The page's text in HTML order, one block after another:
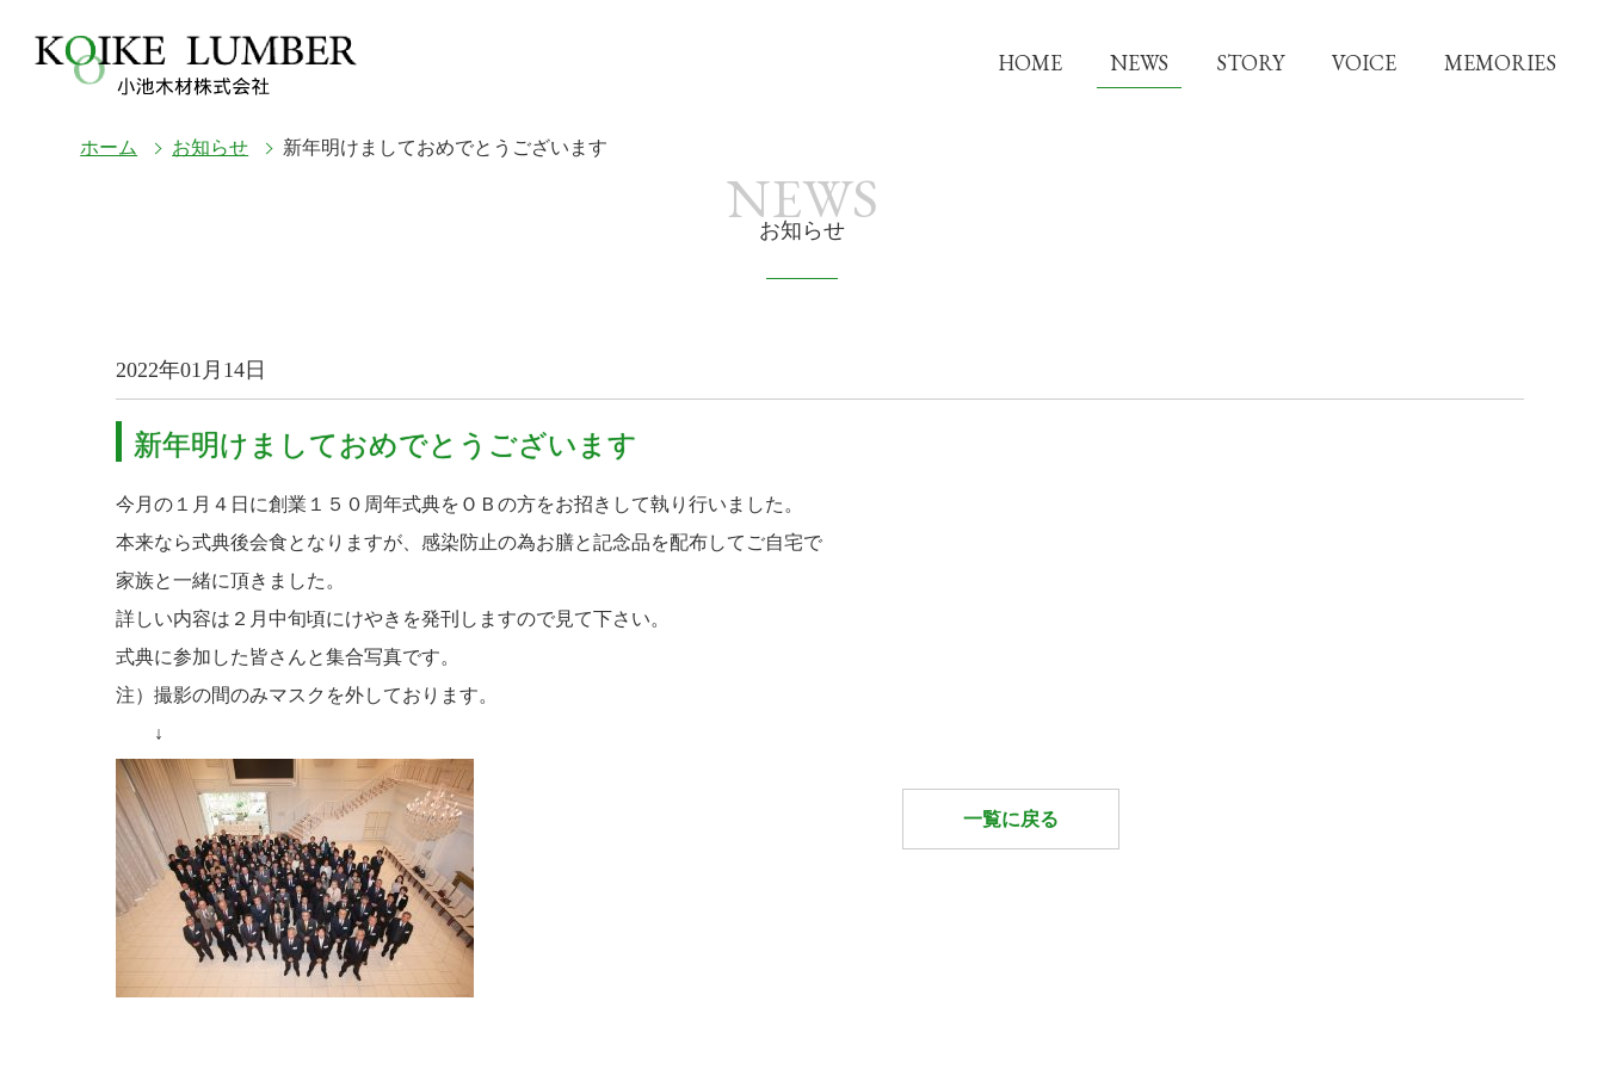
HOME NEWS STORY VOICE MEMORIES
ホーム お知らせ 新年明けましておめでとうございます
NEWS
お知らせ
2022年01月14日
新年明けましておめでとうございます
今月の１月４日に創業１５０周年式典をＯＢの方をお招きして執り行いました。
本来なら式典後会食となりますが、感染防止の為お膳と記念品を配布してご自宅で
家族と一緒に頂きました。
詳しい内容は２月中旬頃にけやきを発刊しますので見て下さい。
式典に参加した皆さんと集合写真です。
注）撮影の間のみマスクを外しております。
↓
一覧に戻る